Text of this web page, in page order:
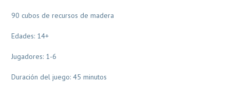
90 cubos de recursos de madera
Edades: 14+
Jugadores: 1-6
Duración del juego: 45 minutos